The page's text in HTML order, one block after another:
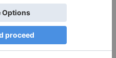
auf ihren Websites
um ihren
zu
diesen Anbieter
sein, Wir sind